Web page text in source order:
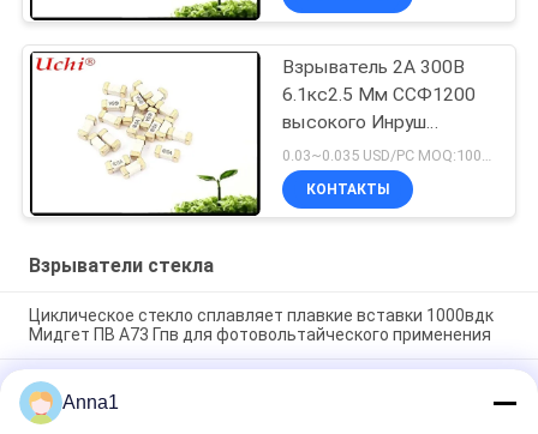
поверхности дуновения
Взрыватель 2А 300В
6.1кс2.5 Мм ССФ1200
высокого Инруш
керамический
быстродействующий
микро-
КОНТАКТЫ
Взрыватели стекла
Циклическое стекло сплавляет плавкие вставки 1000вдк
Мидгет ПВ А73 Гпв для фотовольтайческого применения
476 серий СМД1140 замедляют взрыватель 1А 250ВАК
400ВДК Пико держателя дуновения поверхностный для
освещения СИД
Anna1